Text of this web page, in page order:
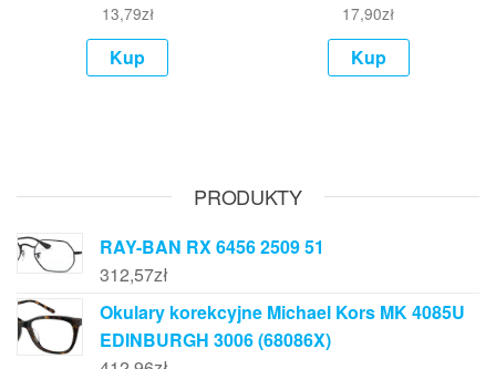
13,79zł
Kup
17,90zł
Kup
PRODUKTY
RAY-BAN RX 6456 2509 51
312,57zł
Okulary korekcyjne Michael Kors MK 4085U
EDINBURGH 3006 (68086X)